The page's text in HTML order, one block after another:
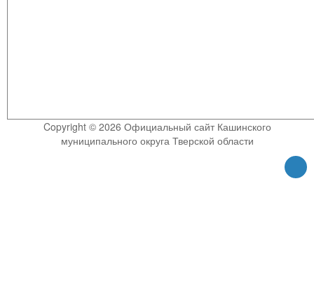
Copyright © 2026 Официальный сайт Кашинского
муниципального округа Тверской области